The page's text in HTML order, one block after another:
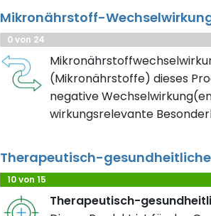
Mikronährstoff-
0 von 24
(Mikronährstoffe) dieses
negative
wirkungsrelevante
Therapeutisch-
10 von 15
Therapeutisch-